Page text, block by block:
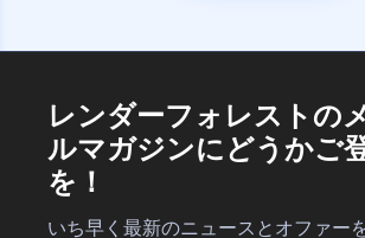
レンダーフォレストの
ルマガジンにどうかご
を！
いち早く最新のニュースとオファー